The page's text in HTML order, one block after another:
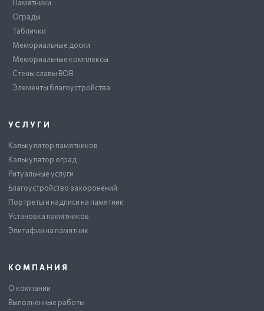
Памятники
Ограды
Таблички
Мемориальные доски
Мемориальные комплексы
Стены славы ВОВ
Элементы благоустройства
УСЛУГИ
Калькулятор памятников
Калькулятор оград
Ритуальные услуги
Благоустройство захоронений
Портреты и надписи на памятник
Установка памятников
Эпитафии на памятник
КОМПАНИЯ
О компании
Выполненные работы